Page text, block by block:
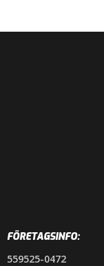
FÖRETAGSINFO:
559525-0472